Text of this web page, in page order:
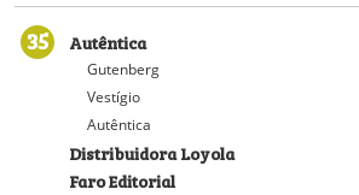
35 Autêntica
Gutenberg
Vestígio
Autêntica
Distribuidora Loyola
Faro Editorial